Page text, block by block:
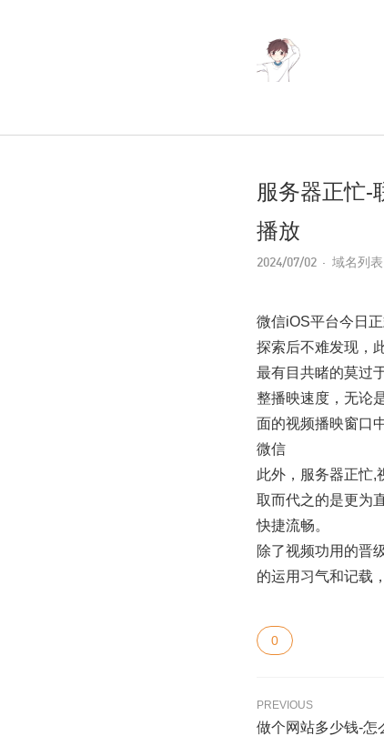
服务器正忙-
播放
2024/07/02 域名列表
微信iOS平台今日
探索后不难发现，
最有目共睹的莫过
整播映速度，无论
面的视频播映窗口
微信
此外，服务器正忙,
取而代之的是更为
快捷流畅。
除了视频功用的晋
的运用习气和记载
0
PREVIOUS
做个网站多少钱-怎